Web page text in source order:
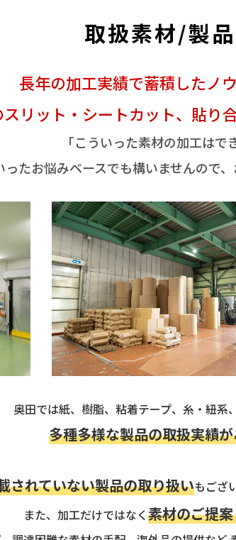
取扱素材/製
長年の加工実績で蓄積したノ
リット・シートカット、貼り
「こういった素材の加工はで
ったお悩みベースでも構いませんので
奥田では紙、樹脂、粘着テープ、糸・紐系
多種多様な製品の取扱実績
されていない製品の取り扱いもござ
また、加工だけではなく素材のご提